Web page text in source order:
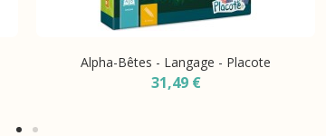
Alpha-Bêtes - Langage - Placote
31,49 €